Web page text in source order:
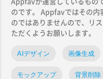
のです。 Appfavではその内
のではありませんので、リ
ただくようお願いします。
AIデザイン 画像生成
モックアップ 背景削除